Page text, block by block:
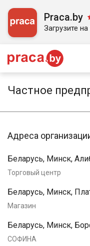
Praca.by
Загрузите
Частное
Адреса
Беларусь, Минск,
Торговый центр
Беларусь, Минск,
Магазин
Беларусь, Минск,
СОФИНА